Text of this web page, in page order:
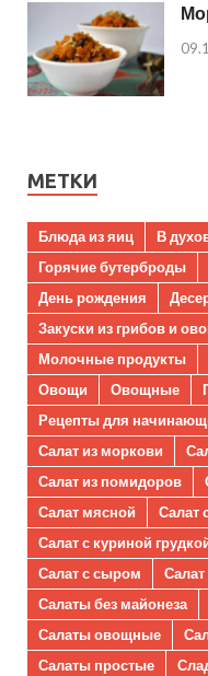
МЕТКИ
Блюда из яиц В
Горячие бутерброды
День рождения
Закуски из грибов и
Молочные продукты
Овощи
Овощные
Рецепты для
Салат из моркови
Салат из помидоров
Салат мясной
Салат
Салат с куриной
Салат с сыром
Салаты без майонеза
Салаты овощные
Салаты простые